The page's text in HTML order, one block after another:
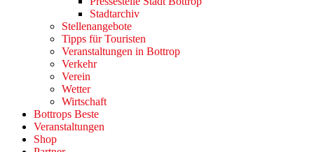
Stadtarchiv
Stellenangebote
Tipps für Touristen
Veranstaltungen in Bottrop
Verkehr
Verein
Wetter
Wirtschaft
Bottrops Beste
Veranstaltungen
Shop